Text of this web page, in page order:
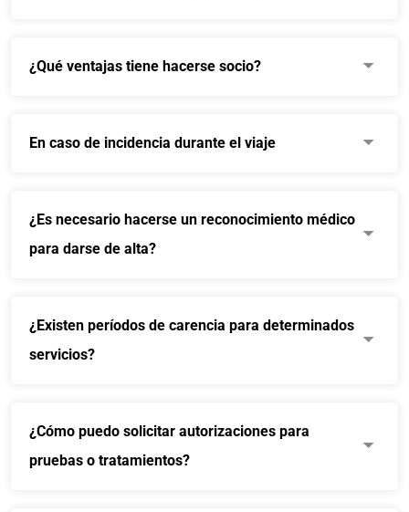
¿Qué ventajas tiene hacerse socio?
En caso de incidencia durante el viaje
¿Es necesario hacerse un reconocimiento médico
para darse de alta?
¿Existen períodos de carencia para determinados
servicios?
¿Cómo puedo solicitar autorizaciones para
pruebas o tratamientos?